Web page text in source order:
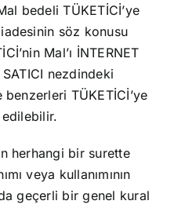
bedeli TÜKETİCİ’ye
söz konusu
Mal’ı İNTERNET
SATICI nezdindeki
benzerleri TÜKETİCİ’ye
herhangi bir surette
veya kullanımının
geçerli bir genel kural